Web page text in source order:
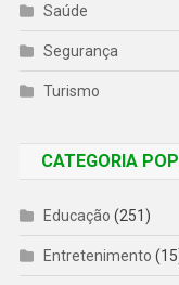
Saúde
Segurança
Turismo
CATEGORIA
Educação (251)
Entretenimento